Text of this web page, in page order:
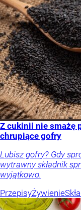
Z cukinii nie smażę
chrupiące gofry
Lubisz gofry? Gdy
wytrawny składnik
wyjątkowo.
PrzepisyŻywienie